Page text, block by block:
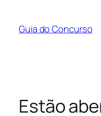
Guia do Concurso
Estão